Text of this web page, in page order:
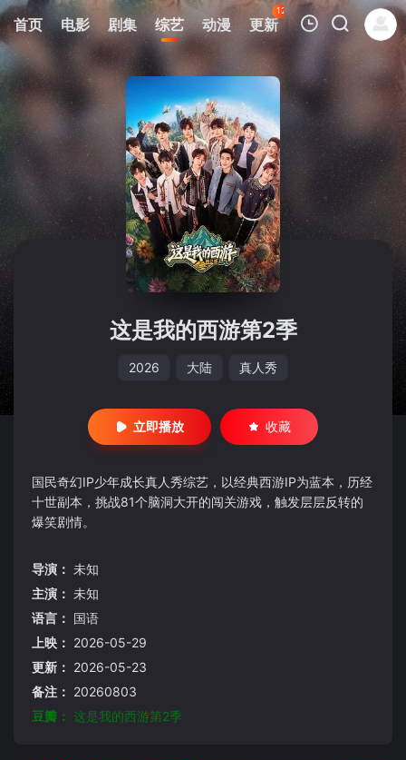
首页 电影 剧集 综艺 动漫 更新
124
热榜 APP
我的观影记录
暂无观看影片的记录
这是我的西游第2季
2026 大陆 真人秀
立即播放 收藏
国民奇幻IP少年成长真人秀综艺，以经典西游IP为蓝本，历经
十世副本，挑战81个脑洞大开的闯关游戏，触发层层反转的
爆笑剧情。
导演： 未知
主演： 未知
语言： 国语
上映： 2026-05-29
更新： 2026-05-23
备注： 20260803
豆瓣： 这是我的西游第2季